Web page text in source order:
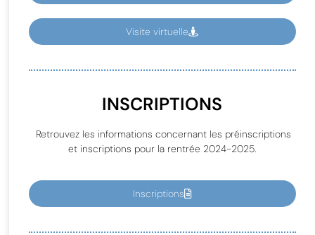
Visite virtuelle
INSCRIPTIONS
Retrouvez les informations concernant les préinscriptions
et inscriptions pour la rentrée 2024-2025.
Inscriptions